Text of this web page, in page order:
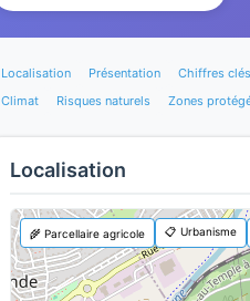
Localisation Présentation Chiffres clés
Climat
Risques naturels Zones
Localisation
🌾 Parcellaire agricole 📋 Urbanisme